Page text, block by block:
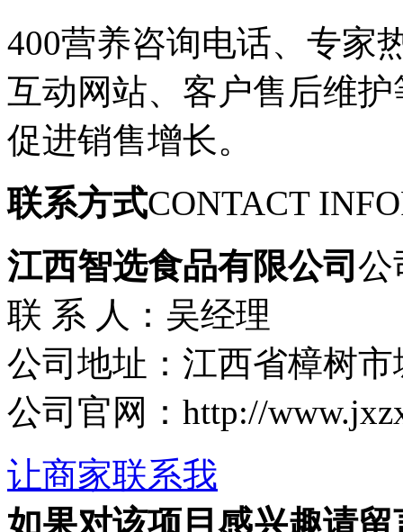
400营养咨询电话、专家
互动网站、客户售后维
促进销售增长。
联系方式CONTACT
江西智选食品有限公司 公
联 系 人：吴经理
公司地址：江西省樟树
公司官网：http://
让商家联系我
如果对该项目感兴趣请留